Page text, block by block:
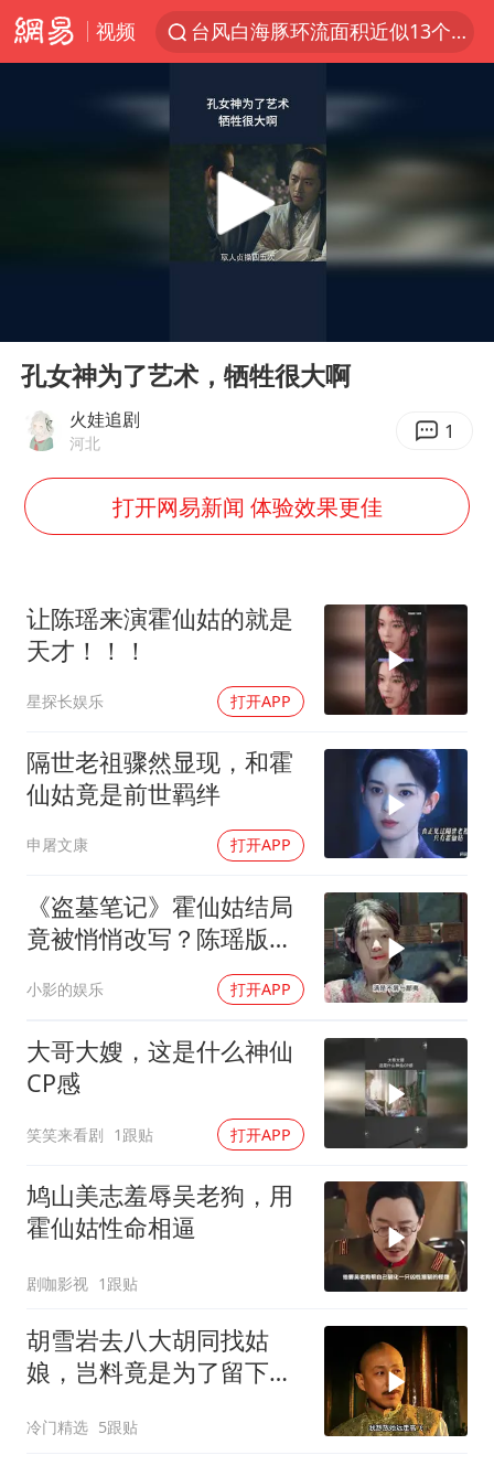
视频
台风白海豚环流面积近似13个浙江
OpenAI为免费用户升级GPT-5.6 Luna
中国稀土盘中涨停
实探山东最热的“中国蔬菜之乡”
我国编制完成新版全月地质图
奋进开新局 实干挑大梁
Play
孔女神为了艺术，牺牲很大啊
火娃追剧
河北 1
打开网易新闻 体验效果更佳
让陈瑶来演霍仙姑的就是
天才！！！
星探长娱乐 打开APP
隔世老祖骤然显现，和霍
仙姑竟是前世羁绊
申屠文康 打开APP
《盗墓笔记》霍仙姑结局
竟被悄悄改写？陈瑶版暗
小影的娱乐 打开APP
大哥大嫂，这是什么神仙
CP感
笑笑来看剧 1跟贴 打开APP
鸠山美志羞辱吴老狗，用
霍仙姑性命相逼
剧咖影视 1跟贴
胡雪岩去八大胡同找姑
娘，岂料竟是为了留下好
冷门精选 5跟贴